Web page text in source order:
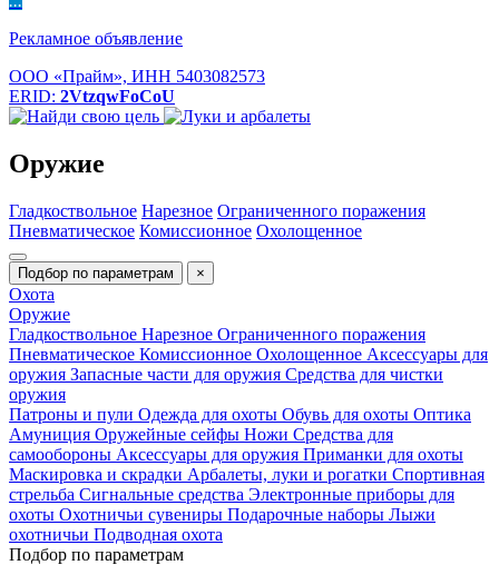
Рекламное объявление
ООО «Прайм», ИНН 5403082573
ERID: 2VtzqwFoCoU
Оружие
Гладкоствольное Нарезное Ограниченного поражения
Пневматическое Комиссионное Охолощенное
Подбор по параметрам ×
Охота
Оружие
Гладкоствольное Нарезное Ограниченного поражения
Пневматическое Комиссионное Охолощенное Аксессуары для
оружия Запасные части для оружия Средства для чистки
оружия
Патроны и пули Одежда для охоты Обувь для охоты Оптика
Амуниция Оружейные сейфы Ножи Средства для
самообороны Аксессуары для оружия Приманки для охоты
Маскировка и скрадки Арбалеты, луки и рогатки Спортивная
стрельба Сигнальные средства Электронные приборы для
охоты Охотничьи сувениры Подарочные наборы Лыжи
охотничьи Подводная охота
Подбор по параметрам